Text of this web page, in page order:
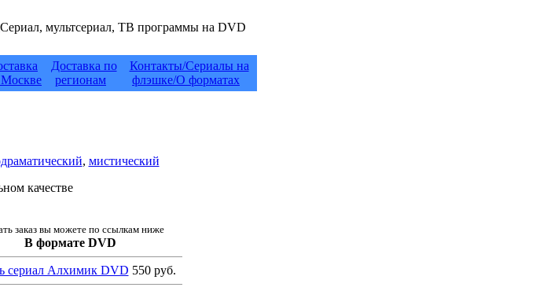
Доставка по
регионам
Контакты/Сериалы на
флэшке/О форматах
, мистический
качестве
заказ вы можете по ссылкам ниже
В формате DVD
сериал Алхимик DVD 550 руб.